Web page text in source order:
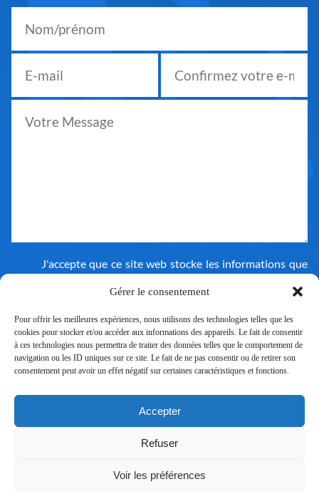
Gérer le consentement
Pour offrir les meilleures expériences, nous utilisons des technologies telles que les
cookies pour stocker et/ou accéder aux informations des appareils. Le fait de consentir
à ces technologies nous permettra de traiter des données telles que le comportement de
navigation ou les ID uniques sur ce site. Le fait de ne pas consentir ou de retirer son
consentement peut avoir un effet négatif sur certaines caractéristiques et fonctions.
Accepter
Refuser
Voir les préférences
J'accepte que ce site web stocke les informations que
j'ai soumises afin de pouvoir répondre à ma demande.
Consultez notre politique de confidentialité pour en
Nous rejoindre
Mentions légales
Création du site : Têtes à Clics